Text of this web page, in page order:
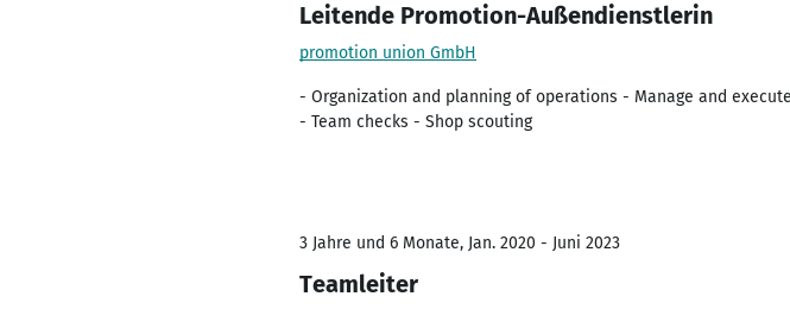
Leitende Promotion-Außendienstlerin
promotion union GmbH
- Organization and planning of operations - Manage and
- Team checks - Shop scouting
3 Jahre und 6 Monate, Jan. 2020 - Juni 2023
Teamleiter